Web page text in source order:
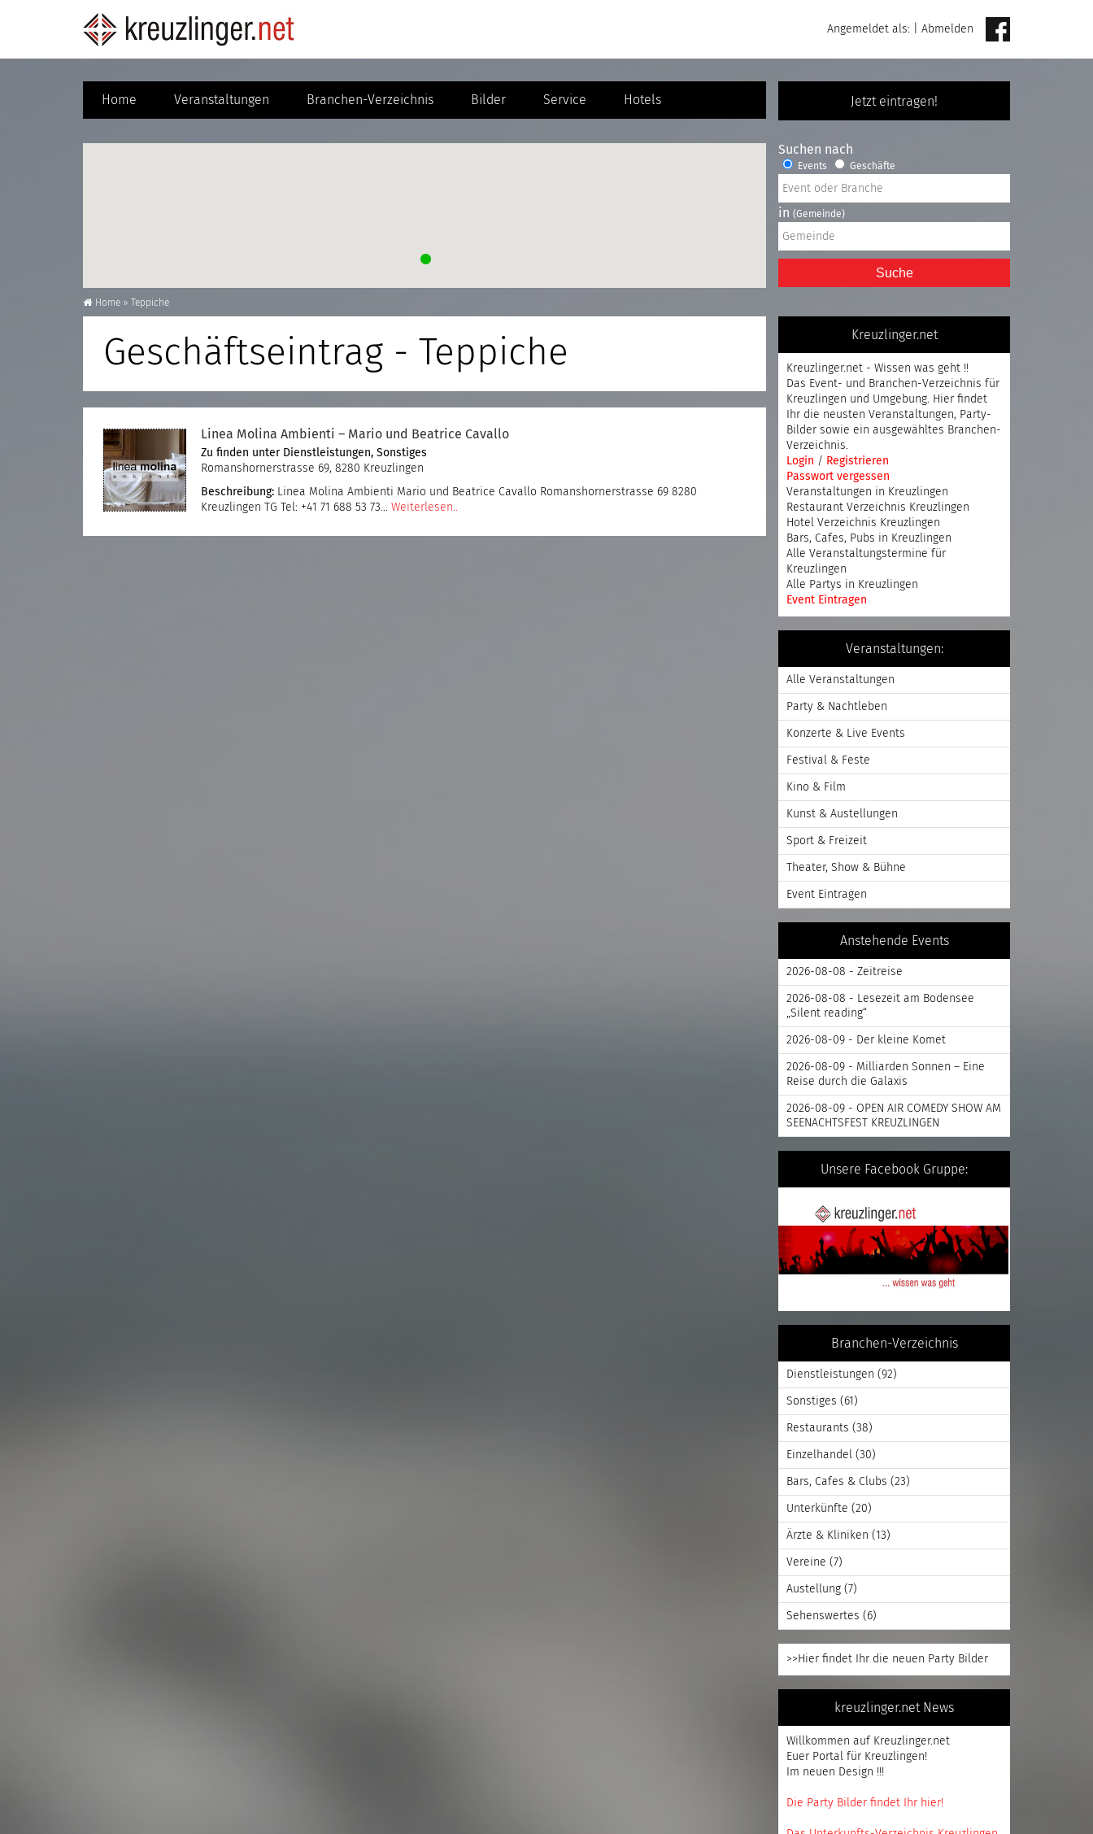
Angemeldet als: Abmelden
Jetzt eintragen!
Home Veranstaltungen Branchen-Verzeichnis Bilder Service Hotels
Home » Teppiche
Geschäftseintrag - Teppiche
Linea Molina Ambienti – Mario und Beatrice Cavallo
Zu finden unter Dienstleistungen, Sonstiges
Romanshornerstrasse 69, 8280 Kreuzlingen
Beschreibung: Linea Molina Ambienti Mario und Beatrice Cavallo Romanshornerstrasse 69 8280
Kreuzlingen TG Tel: +41 71 688 53 73… Weiterlesen..
Suchen nach
Events Geschäfte
in (Gemeinde)
Suche
Kreuzlinger.net
Kreuzlinger.net - Wissen was geht !!
Das Event- und Branchen-Verzeichnis für
Kreuzlingen und Umgebung. Hier findet
Ihr die neusten Veranstaltungen, Party-
Bilder sowie ein ausgewähltes Branchen-
Verzeichnis.
Login / Registrieren
Passwort vergessen
Veranstaltungen in Kreuzlingen
Restaurant Verzeichnis Kreuzlingen
Hotel Verzeichnis Kreuzlingen
Bars, Cafes, Pubs in Kreuzlingen
Alle Veranstaltungstermine für
Kreuzlingen
Alle Partys in Kreuzlingen
Event Eintragen
Veranstaltungen:
Alle Veranstaltungen
Party & Nachtleben
Konzerte & Live Events
Festival & Feste
Kino & Film
Kunst & Austellungen
Sport & Freizeit
Theater, Show & Bühne
Event Eintragen
Anstehende Events
2026-08-08 - Zeitreise
2026-08-08 - Lesezeit am Bodensee
„Silent reading“
2026-08-09 - Der kleine Komet
2026-08-09 - Milliarden Sonnen – Eine
Reise durch die Galaxis
2026-08-09 - OPEN AIR COMEDY SHOW AM
SEENACHTSFEST KREUZLINGEN
Unsere Facebook Gruppe:
Branchen-Verzeichnis
Dienstleistungen (92)
Sonstiges (61)
Restaurants (38)
Einzelhandel (30)
Bars, Cafes & Clubs (23)
Unterkünfte (20)
Ärzte & Kliniken (13)
Vereine (7)
Austellung (7)
Sehenswertes (6)
>>Hier findet Ihr die neuen Party Bilder
kreuzlinger.net News
Willkommen auf Kreuzlinger.net
Euer Portal für Kreuzlingen!
Im neuen Design !!!
Die Party Bilder findet Ihr hier!